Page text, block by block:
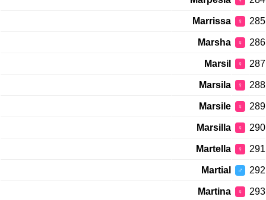
285
♀
Marrissa
286
♀
Marsha
287
♀
Marsil
288
♀
Marsila
289
♀
Marsile
290
♀
Marsilla
291
♀
Martella
292
♂
Martial
293
♀
Martina